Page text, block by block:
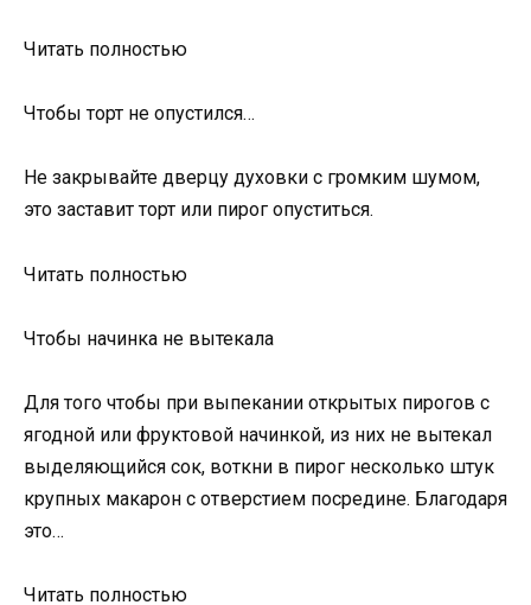
Читать полностью
Чтобы торт не опустился…
Не закрывайте дверцу духовки с громким шумом,
это заставит торт или пирог опуститься.
Читать полностью
Чтобы начинка не вытекала
Для того чтобы при выпекании открытых пирогов с
ягодной или фруктовой начинкой, из них не вытекал
выделяющийся сок, воткни в пирог несколько штук
крупных макарон с отверстием посредине. Благодаря
это…
Читать полностью